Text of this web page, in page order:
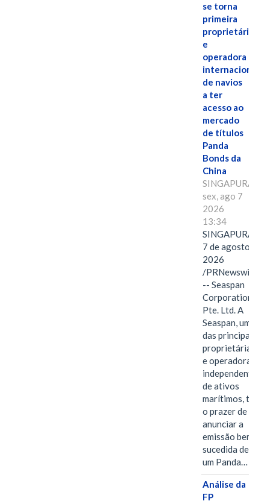
se torna
primeira
proprietária
e
operadora
internacional
de navios
a ter
acesso ao
mercado
de títulos
Panda
Bonds da
China
SINGAPURA,
sex, ago 7
2026
13:34
SINGAPURA,
7 de agosto de
2026
/PRNewswire/
-- Seaspan
Corporation
Pte. Ltd. A
Seaspan, uma
das principais
proprietárias
e operadoras
independentes
de ativos
marítimos, tem
o prazer de
anunciar a
emissão bem-
sucedida de
um Panda…
Análise da
FP